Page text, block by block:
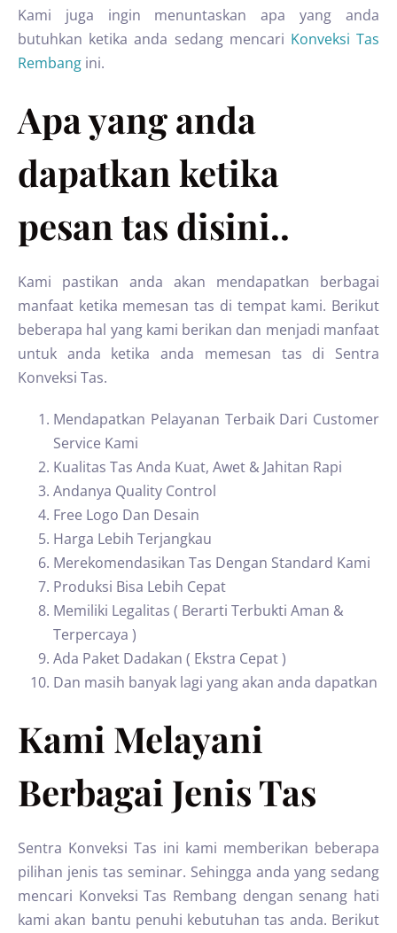
Kami juga ingin menuntaskan apa yang anda
butuhkan ketika anda sedang mencari Konveksi Tas
Rembang ini.
Apa yang anda
dapatkan ketika
pesan tas disini..
Kami pastikan anda akan mendapatkan berbagai
manfaat ketika memesan tas di tempat kami. Berikut
beberapa hal yang kami berikan dan menjadi manfaat
untuk anda ketika anda memesan tas di Sentra
Konveksi Tas.
Mendapatkan Pelayanan Terbaik Dari Customer
Service Kami
Kualitas Tas Anda Kuat, Awet & Jahitan Rapi
Andanya Quality Control
Free Logo Dan Desain
Harga Lebih Terjangkau
Merekomendasikan Tas Dengan Standard Kami
Produksi Bisa Lebih Cepat
Memiliki Legalitas ( Berarti Terbukti Aman &
Terpercaya )
Ada Paket Dadakan ( Ekstra Cepat )
Dan masih banyak lagi yang akan anda dapatkan
Kami Melayani
Berbagai Jenis Tas
Sentra Konveksi Tas ini kami memberikan beberapa
pilihan jenis tas seminar. Sehingga anda yang sedang
mencari Konveksi Tas Rembang dengan senang hati
kami akan bantu penuhi kebutuhan tas anda. Berikut